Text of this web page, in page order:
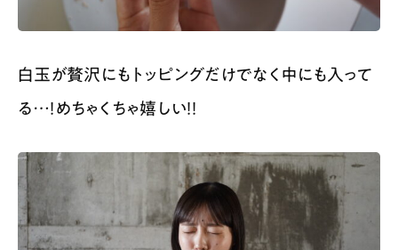
白玉が贅沢にもトッピングだけでなく中にも入って
る…！めちゃくちゃ嬉しい！！